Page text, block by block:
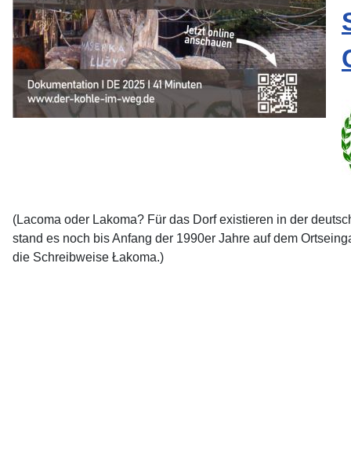
(Lacoma oder Lakoma? Für das Dorf existieren in der
stand es noch bis Anfang der 1990er Jahre auf dem
die Schreibweise Łakoma.)